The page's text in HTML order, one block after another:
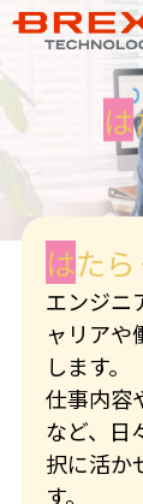
は
はた
エンジニ
ャリアや
します。
仕事内容
など、日
択に活か
す。